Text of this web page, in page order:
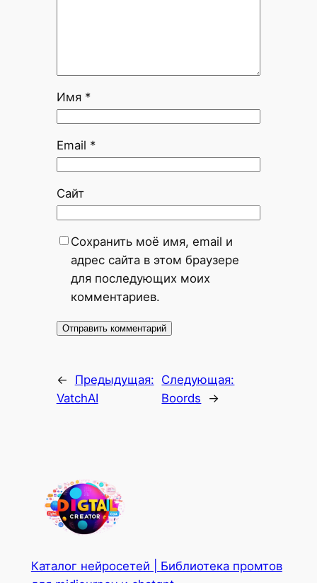
Имя *
Email *
Сайт
Сохранить моё имя, email и
адрес сайта в этом браузере
для последующих моих
комментариев.
←
Предыдущая:
VatchAI
Следующая:
Boords
→
Каталог нейросетей | Библиотека промтов